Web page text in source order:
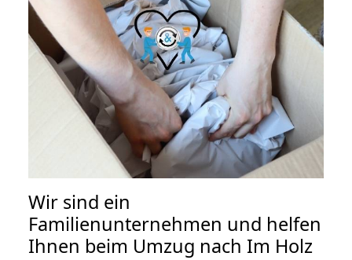
Wir sind ein
Familienunternehmen und helfen
Ihnen beim Umzug nach Im Holz